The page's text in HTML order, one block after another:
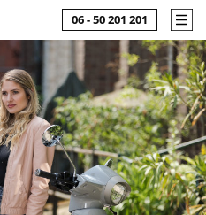
06 - 50 201 201